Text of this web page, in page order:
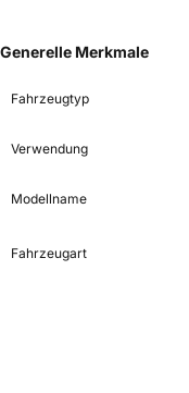
Generelle Merkmale
Fahrzeugtyp
Verwendung
Modellname
Fahrzeugart